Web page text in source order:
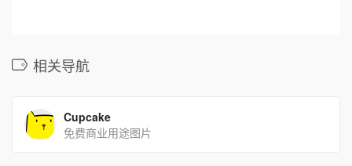
相关导航
Cupcake
免费商业用途图片